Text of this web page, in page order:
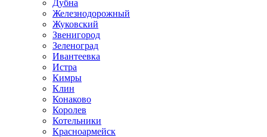
Дубна
Железнодорожный
Жуковский
Звенигород
Зеленоград
Ивантеевка
Истра
Кимры
Клин
Конаково
Королев
Котельники
Красноармейск